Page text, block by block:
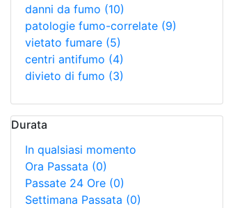
danni da fumo (10)
patologie fumo-correlate (9)
vietato fumare (5)
centri antifumo (4)
divieto di fumo (3)
Durata
In qualsiasi momento
Ora Passata (0)
Passate 24 Ore (0)
Settimana Passata (0)